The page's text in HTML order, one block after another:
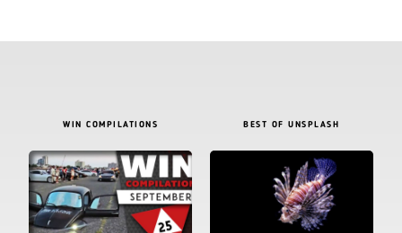
WIN COMPILATIONS BEST OF UNSPLASH